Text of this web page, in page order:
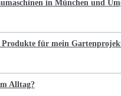
in München und
Produkte für mein
Alltag?